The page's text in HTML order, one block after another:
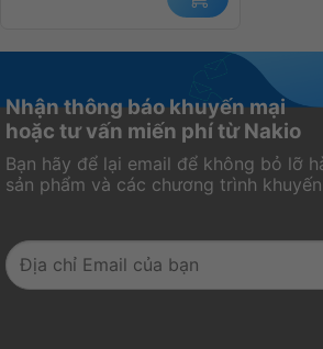
Nhận thông báo khuyến mại
hoặc tư vấn miến phí từ Nakio
Bạn hãy để lại email để không bỏ lỡ
sản phẩm và các chương trình